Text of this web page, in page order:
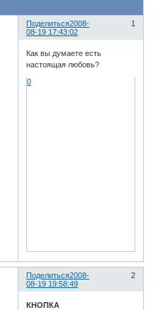
Поделиться 1
2008-
08-19 17:43:02
Как вы думаете есть
настоящая любовь?
0
Поделиться 2
2008-
08-19 19:58:49
КНОПКА